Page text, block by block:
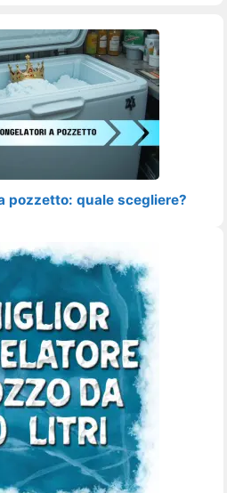
pozzetto: quale scegliere?